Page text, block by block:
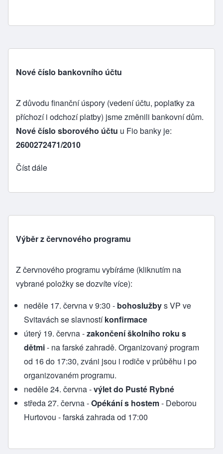
Nové číslo bankovního účtu
Z důvodu finanční úspory (vedení účtu, poplatky za
příchozí i odchozí platby) jsme změnili bankovní dům.
Nové číslo sborového účtu u Fio banky je:
2600272471/2010
Číst dále
Výběr z červnového programu
Z červnového programu vybíráme (kliknutím na
vybrané položky se dozvíte více):
neděle 17. června v 9:30 - bohoslužbys VP ve
Svitavách se slavnostíkonfirmace
úterý 19. června -zakončení školního roku s
dětmi- na farské zahradě. Organizovaný program
od 16 do 17:30, zváni jsou i rodiče v průběhu i po
organizovaném programu.
neděle 24. června -výlet do Pusté Rybné
středa 27. června -Opékání s hostem- Deborou
Hurtovou - farská zahrada od 17:00